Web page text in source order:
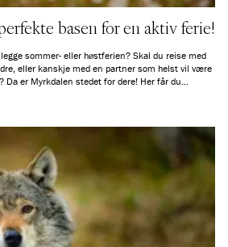
basen for en aktiv ferie!
sommer- eller høstferien? Skal du reise med
eller kanskje med en partner som helst vil være
Myrkdalen stedet for dere! Her får du